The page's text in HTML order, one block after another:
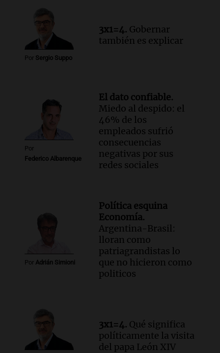
Audio.
por la Ley de Tierras: "Construyeron un
relato mentiroso"
Informados al regreso
Episodios
Por Sergio Suppo
3x1=4. Gobernar
también es explicar
Por
Federico Albarenque
El dato confiable.
Miedo al despido: el
46% de los
empleados sufrió
consecuencias
negativas por sus
redes sociales
Por Adrián Simioni
Política esquina
Economía.
Argentina-Brasil:
lloran como
patriagrandistas lo
que no hicieron como
politicos
3x1=4. Qué significa
políticamente la visita
del papa León XIV